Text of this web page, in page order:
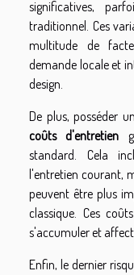
significatives,
traditionnel. Ces
multitude de
demande locale et
design.
De plus, posséder
coûts d'entretien
standard. Cela
l'entretien courant,
peuvent être plus
classique. Ces
s'accumuler et
Enfin, le dernier